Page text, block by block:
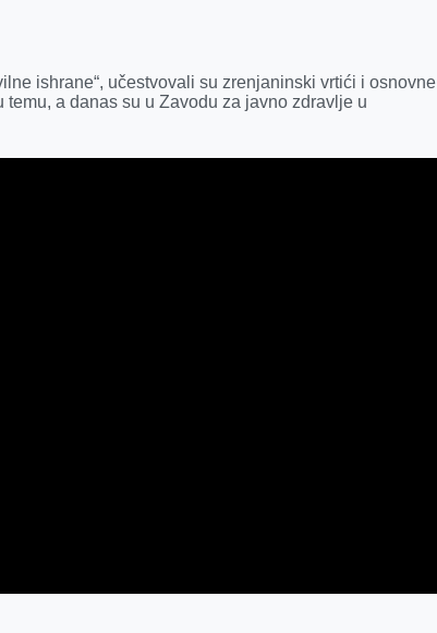
ishrane“, učestvovali su zrenjaninski vrtići i osnovne
a danas su u Zavodu za javno zdravlje u